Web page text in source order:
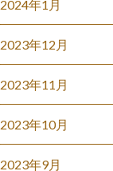
2024年1月
2023年12月
2023年11月
2023年10月
2023年9月